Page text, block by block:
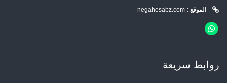
الموقع : negahesabz.com
روابط سریعة